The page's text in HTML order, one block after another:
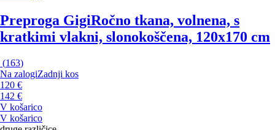
Preproga GigiRočno tkana, volnena, s
kratkimi vlakni, slonokoščena, 120x170 cm
(163)
Na zalogiZadnji kos
120 €
142 €
V košarico
V košarico